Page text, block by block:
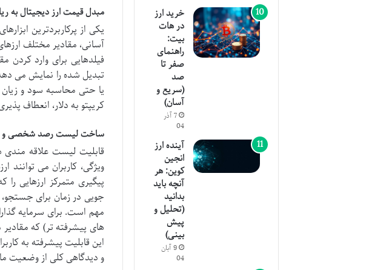
مبدل قیمت ارز دیجیتال به
یکی از پرکاربردترین
آسانی، مقادیر مختلف
فیلدهایی برای وارد کردن
تبدیل شده را نمایش می
یا حتی محاسبه سود و زیان
کریپتو به دلار، انعطاف
ساخت لیست رصد شخصی و
ویژگی، کاربران می
پیگیری متمرکز ارزهایی
جویی در زمان برای
مهم است. برای سرمایه
های پیشرفته تر) که
این قابلیت پیشرفته به
و دیدگاهی کلی از وضعیت
خرید ارز
در هات
بیت:
راهنمای
صفر تا
صد
(سریع و
آسان)
7 آذر
04
آینده ارز
انجین
کوین: هر
آنچه باید
بدانید
(تحلیل و
پیش
بینی)
9 آبان
04